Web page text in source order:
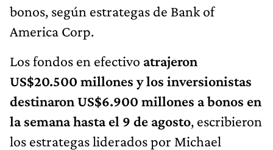
bonos, según estrategas de Bank of
America Corp.
Los fondos en efectivo atrajeron
US$20.500 millones y los inversionistas
destinaron US$6.900 millones a bonos en
la semana hasta el 9 de agosto, escribieron
los estrategas liderados por Michael